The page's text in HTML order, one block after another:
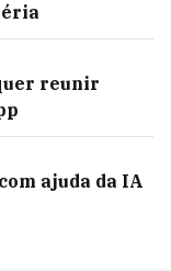
reunir
ajuda da IA